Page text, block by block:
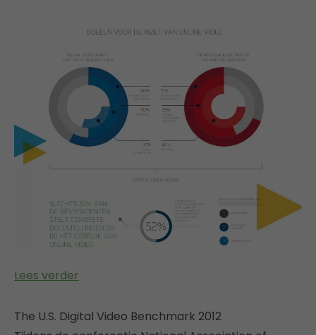
Lees verder
The U.S. Digital Video Benchmark 2012